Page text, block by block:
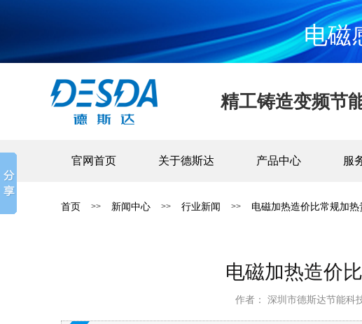
电磁
精工铸造变频节
官网首页 关于德斯达 产品中心 服
首页 >> 新闻中心 >> 行业新闻 >> 电磁加热造价比常规加
电磁加热造价
作者： 深圳市德斯达节能科